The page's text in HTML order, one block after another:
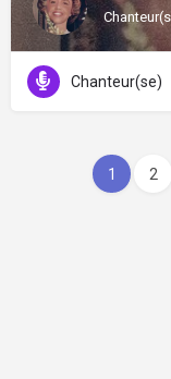
Chanteur(se)
1 2